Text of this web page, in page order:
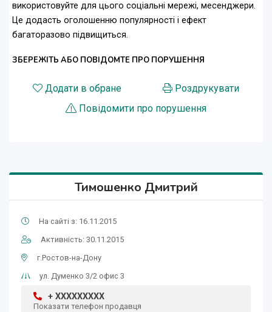
використовуйте для цього соціальні мережі, месенджери.
Це додасть оголошенню популярності і ефект
багаторазово підвищиться.
ЗБЕРЕЖІТЬ АБО ПОВІДОМТЕ ПРО ПОРУШЕННЯ
Додати в обране
Роздрукувати
Повідомити про порушення
Тимошенко Дмитрий
На сайті з: 16.11.2015
Активність: 30.11.2015
г.Ростов-на-Дону
ул. Думенко 3/2 офис 3
+ XXXXXXXXX
Показати телефон продавця